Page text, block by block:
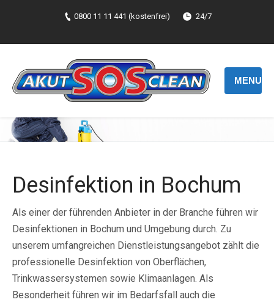
0800 11 11 441 (kostenfrei) 24/7
MENU
Desinfektion in Bochum
Als einer der führenden Anbieter in der Branche führen wir
Desinfektionen in Bochum und Umgebung durch. Zu
unserem umfangreichen Dienstleistungsangebot zählt die
professionelle Desinfektion von Oberflächen,
Trinkwassersystemen sowie Klimaanlagen. Als
Besonderheit führen wir im Bedarfsfall auch die